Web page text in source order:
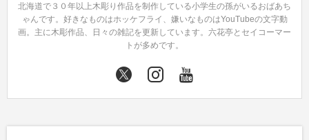
北海道で３０年以上木彫り作品を制作している小学生の孫がいるおばあち
ゃんです。好きなものはホッケフライ、嫌いなものはYouTubeの文字動
画。主に木彫作品、日々の雑記を更新しています。六花亭とセイコーマー
トが多めです。